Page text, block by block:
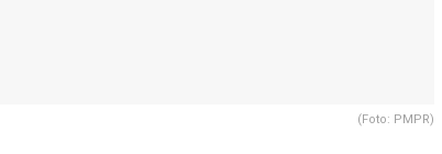
(Foto: PMPR)